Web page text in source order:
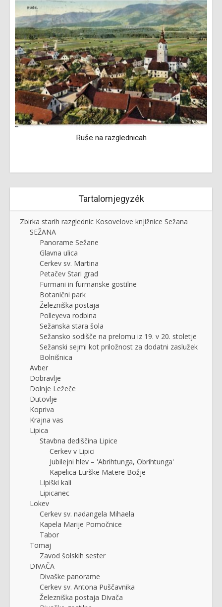
Ruše na razglednicah
Tartalomjegyzék
Zbirka starih razglednic Kosovelove knjižnice Sežana
SEŽANA
Panorame Sežane
Glavna ulica
Cerkev sv. Martina
Petačev Stari grad
Furmani in furmanske gostilne
Botanični park
Železniška postaja
Polleyeva rodbina
Sežanska stara šola
Sežansko sodišče na prelomu iz 19. v 20. stoletje
Sežanski sejmi kot priložnost za dodatni zaslužek
Bolnišnica
Avber
Dobravlje
Dolnje Ležeče
Dutovlje
Kopriva
Krajna vas
Lipica
Stavbna dediščina Lipice
Cerkev v Lipici
Jubilejni hlev – 'Abrihtunga, Obrihtunga'
Kapelica Lurške Matere Božje
Lipiški kali
Lipicanec
Lokev
Cerkev sv. nadangela Mihaela
Kapela Marije Pomočnice
Tabor
Tomaj
Zavod šolskih sester
DIVAČA
Divaške panorame
Cerkev sv. Antona Puščavnika
Železniška postaja Divača